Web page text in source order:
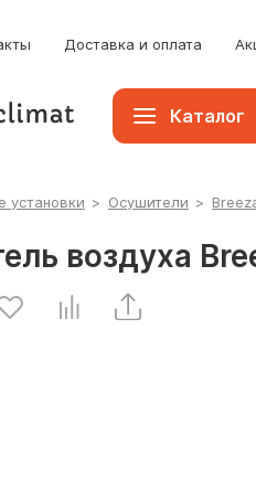
Доставка и оплата
Каталог
установки > Осушители >
воздуха